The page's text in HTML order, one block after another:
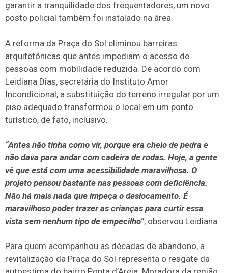
garantir a tranquilidade dos frequentadores, um novo
posto policial também foi instalado na área.
A reforma da Praça do Sol eliminou barreiras
arquitetônicas que antes impediam o acesso de
pessoas com mobilidade reduzida. De acordo com
Leidiana Dias, secretária do Instituto Amor
Incondicional, a substituição do terreno irregular por um
piso adequado transformou o local em um ponto
turístico, de fato, inclusivo.
“Antes não tinha como vir, porque era cheio de pedra e
não dava para andar com cadeira de rodas. Hoje, a gente
vê que está com uma acessibilidade maravilhosa. O
projeto pensou bastante nas pessoas com deficiência.
Não há mais nada que impeça o deslocamento. É
maravilhoso poder trazer as crianças para curtir essa
vista sem nenhum tipo de empecilho”, observou Leidiana.
Para quem acompanhou as décadas de abandono, a
revitalização da Praça do Sol representa o resgate da